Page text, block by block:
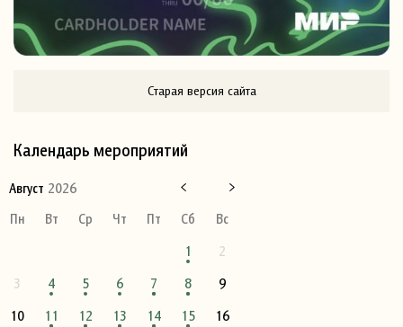
Старая версия сайта
Календарь мероприятий
Август 2026
Пн
Вт Ср Чт Пт Сб
Вс
1
2
3
4 5 6 7 8
9
10
11 12 13 14 15
16